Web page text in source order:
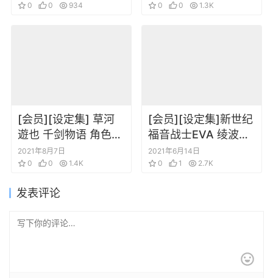
Visual Collection
0
0 934
0
0 1.3K
[会员][设定集] 草河
遊也 千剑物语 角色设
定线稿插画原画集
2021年8月7日
0
0 1.4K
[会员][设定集]新世纪
福音战士EVA 绫波育
成计划with明日香补
完计划设定插画集
2021年6月14日
0
1 2.7K
发表评论